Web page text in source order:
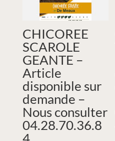
CHICOREE
SCAROLE
GEANTE –
Article
disponible sur
demande –
Nous consulter
04.28.70.36.8